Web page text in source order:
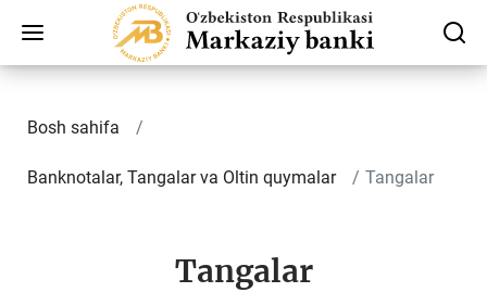
Bosh sahifa
Banknotalar, Tangalar va Oltin quymalar Tangalar
Tangalar